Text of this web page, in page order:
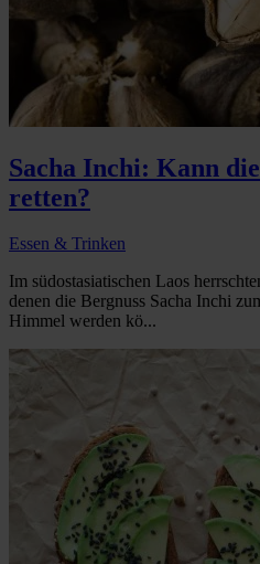
Sacha Inchi: Kann
retten?
Essen & Trinken
Im südostasiatischen Laos
denen die Bergnuss Sacha Inchi
Himmel werden kö...